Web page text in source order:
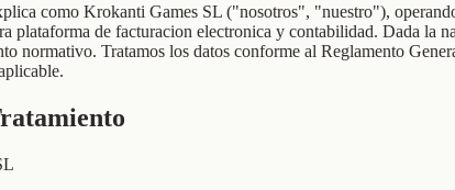
como Krokanti Games SL ("nosotros", "nuestro"),
plataforma de facturacion electronica y contabilidad. Dada la
normativo. Tratamos los datos conforme al Reglamento